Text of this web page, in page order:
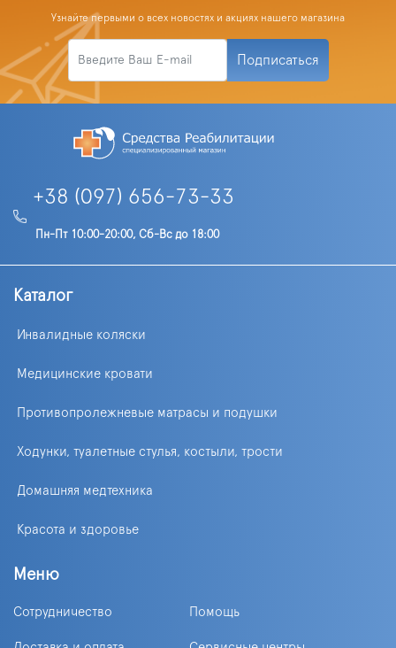
Узнайте первыми о всех новостях и акциях нашего магазина
Подписаться
+38 (097) 656-73-33
Пн-Пт 10:00-20:00, Сб-Вс до 18:00
Каталог
Инвалидные коляски
Медицинские кровати
Противопролежневые матрасы и подушки
Ходунки, туалетные стулья, костыли, трости
Домашняя медтехника
Красота и здоровье
Меню
Сотрудничество Помощь